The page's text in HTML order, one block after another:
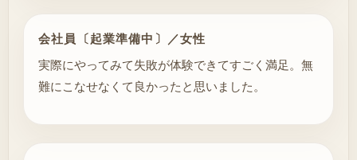
会社員〔起業準備中〕／女性
実際にやってみて失敗が体験できてすごく満足。無
難にこなせなくて良かったと思いました。